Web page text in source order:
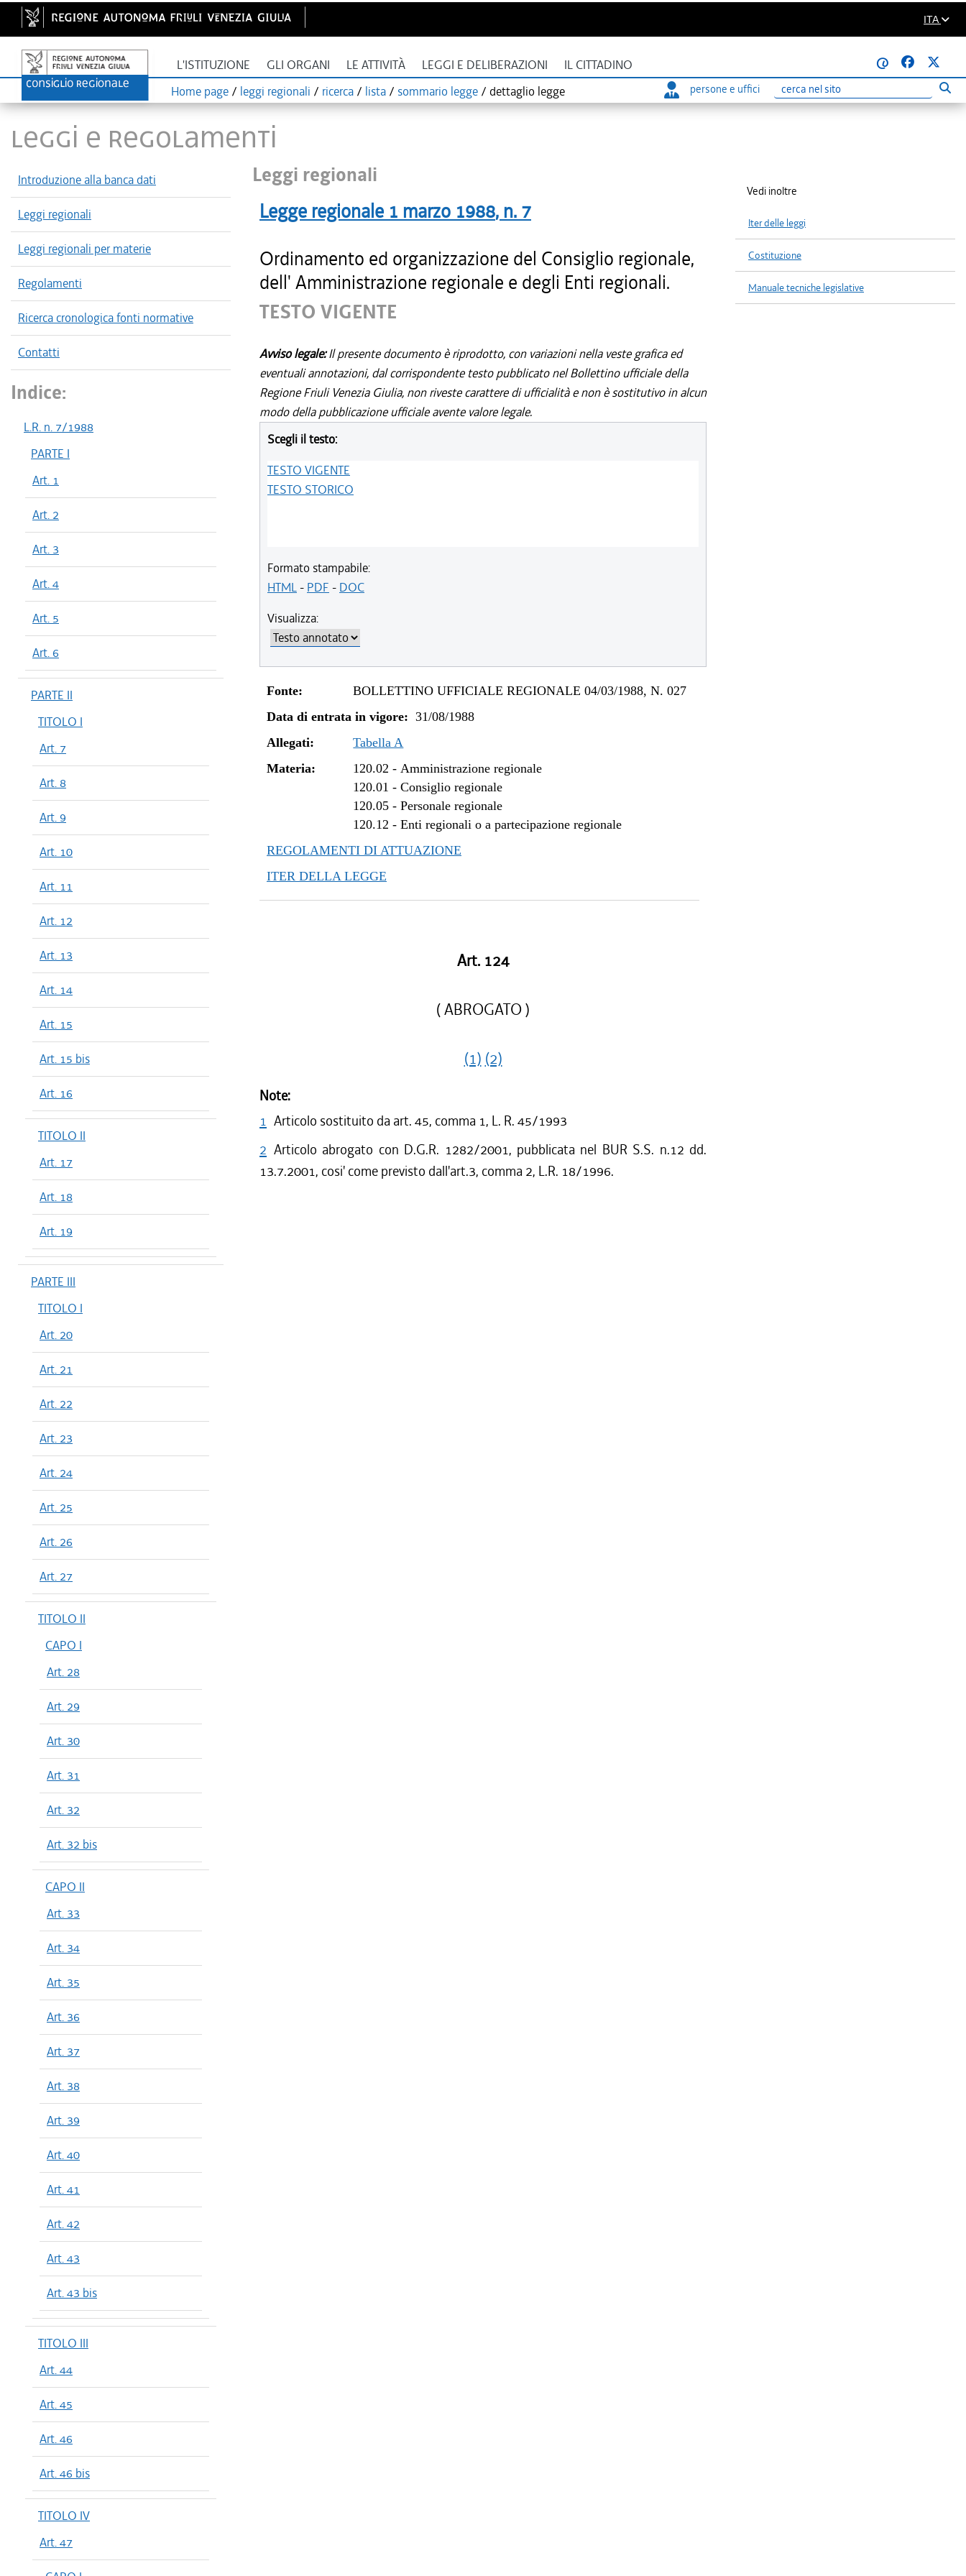
ITA
L'ISTITUZIONE GLI ORGANI LE ATTIVITÀ LEGGI E DELIBERAZIONI IL CITTADINO
@
Home page / leggi regionali / ricerca / lista / sommario legge / dettaglio legge persone e uffici
Ricerca
LEGGI E REGOLAMENTI
Introduzione alla banca dati
Leggi regionali
Leggi regionali per materie
Regolamenti
Ricerca cronologica fonti normative
Contatti
Indice:
L.R. n. 7/1988
PARTE I
Art. 1
Art. 2
Art. 3
Art. 4
Art. 5
Art. 6
PARTE II
TITOLO I
Art. 7
Art. 8
Art. 9
Art. 10
Art. 11
Art. 12
Art. 13
Art. 14
Art. 15
Art. 15 bis
Art. 16
TITOLO II
Art. 17
Art. 18
Art. 19
PARTE III
TITOLO I
Art. 20
Art. 21
Art. 22
Art. 23
Art. 24
Art. 25
Art. 26
Art. 27
TITOLO II
CAPO I
Art. 28
Art. 29
Art. 30
Art. 31
Art. 32
Art. 32 bis
CAPO II
Art. 33
Art. 34
Art. 35
Art. 36
Art. 37
Art. 38
Art. 39
Art. 40
Art. 41
Art. 42
Art. 43
Art. 43 bis
TITOLO III
Art. 44
Art. 45
Art. 46
Art. 46 bis
TITOLO IV
Art. 47
Leggi regionali
Legge regionale 1 marzo 1988, n. 7
Ordinamento ed organizzazione del Consiglio regionale,
dell' Amministrazione regionale e degli Enti regionali.
TESTO VIGENTE
Avviso legale:Il presente documento è riprodotto, con variazioni nella veste grafica ed
eventuali annotazioni, dal corrispondente testo pubblicato nel Bollettino ufficiale della
Regione Friuli Venezia Giulia, non riveste carattere di ufficialità e non è sostitutivo in alcun
modo della pubblicazione ufficiale avente valore legale.
Scegli il testo:
TESTO VIGENTE
TESTO STORICO
Formato stampabile:
HTML- PDF - DOC
Visualizza:
Fonte:
BOLLETTINO UFFICIALE REGIONALE 04/03/1988, N. 027
Data di entrata in vigore: 31/08/1988
Allegati:
Tabella A
Materia:
120.02 -Amministrazione regionale
120.01 -Consiglio regionale
120.05 -Personale regionale
120.12 -Enti regionali o a partecipazione regionale
REGOLAMENTI DI ATTUAZIONE
ITER DELLA LEGGE
Art. 124
( ABROGATO )
(1) (2)
Note:
1 Articolo sostituito da art. 45, comma 1, L. R. 45/1993
2 Articolo abrogato con D.G.R. 1282/2001, pubblicata nel BUR S.S. n.12 dd.
13.7.2001, cosi' come previsto dall'art.3, comma 2, L.R. 18/1996.
Vedi inoltre
Iter delle leggi
Costituzione
Manuale tecniche legislative